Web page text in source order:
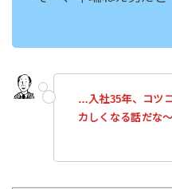
…入社35年、コツ
カしくなる話だな